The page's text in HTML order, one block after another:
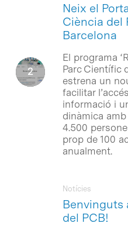
Neix el
Ciència del
Barcelona
El programa
Parc Científic
estrena un
facilitar
informació i
dinàmica
4.500
prop de 100
anualment.
Benvinguts
del PCB!
Notícies